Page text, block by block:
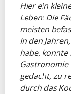
Hier ein
Leben: Die
meisten
In den
habe, konnte
Gastronomie
gedacht, zu
durch das